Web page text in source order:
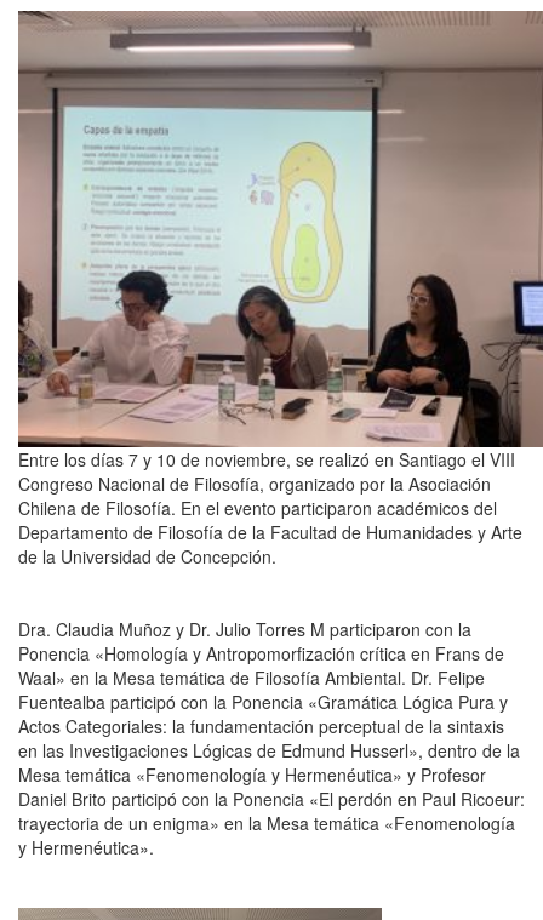
Entre los días 7 y 10 de noviembre, se realizó en Santiago el VIII
Congreso Nacional de Filosofía, organizado por la Asociación
Chilena de Filosofía. En el evento participaron académicos del
Departamento de Filosofía de la Facultad de Humanidades y Arte
de la Universidad de Concepción.
Dra. Claudia Muñoz y Dr. Julio Torres M participaron con la
Ponencia «Homología y Antropomorfización crítica en Frans de
Waal» en la Mesa temática de Filosofía Ambiental. Dr. Felipe
Fuentealba participó con la Ponencia «Gramática Lógica Pura y
Actos Categoriales: la fundamentación perceptual de la sintaxis
en las Investigaciones Lógicas de Edmund Husserl», dentro de la
Mesa temática «Fenomenología y Hermenéutica» y Profesor
Daniel Brito participó con la Ponencia «El perdón en Paul Ricoeur:
trayectoria de un enigma» en la Mesa temática «Fenomenología
y Hermenéutica».